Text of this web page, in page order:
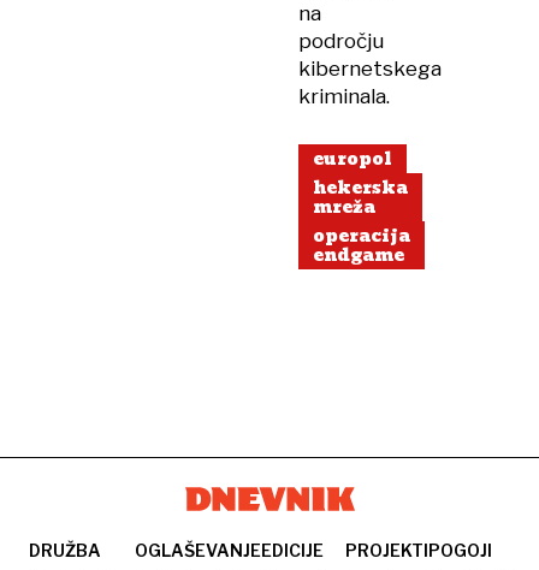
na
področju
kibernetskega
kriminala.
europol
hekerska
mreža
operacija
endgame
DRUŽBA
OGLAŠEVANJEEDICIJE
PROJEKTIPOGOJI